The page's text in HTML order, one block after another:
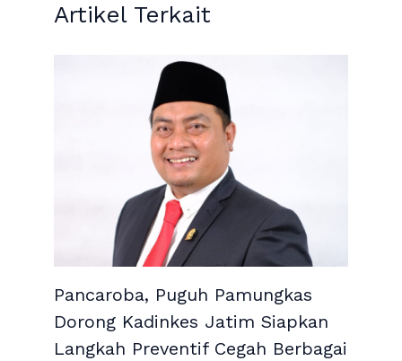
Artikel Terkait
Pancaroba, Puguh Pamungkas
Dorong Kadinkes Jatim Siapkan
Langkah Preventif Cegah Berbagai